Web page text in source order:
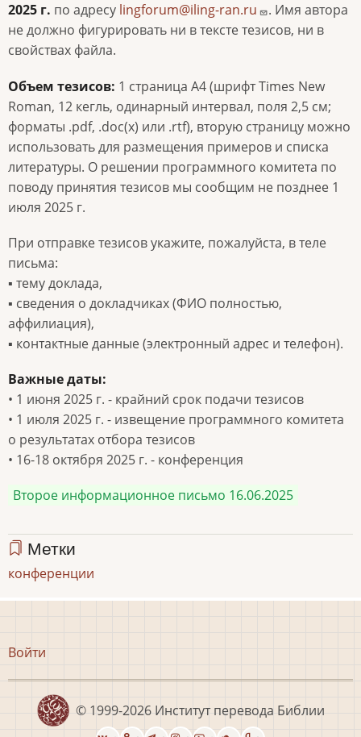
2025 г. по адресу lingforum@iling-ran.ru
. Имя автора
не должно фигурировать ни в тексте тезисов, ни в
свойствах файла.
Объем тезисов: 1 страница А4 (шрифт Times New
Roman, 12 кегль, одинарный интервал, поля 2,5 см;
форматы .pdf, .doc(x) или .rtf), вторую страницу можно
использовать для размещения примеров и списка
литературы. О решении программного комитета по
поводу принятия тезисов мы сообщим не позднее 1
июля 2025 г.
При отправке тезисов укажите, пожалуйста, в теле
письма:
▪ тему доклада,
▪ сведения о докладчиках (ФИО полностью,
аффилиация),
▪ контактные данные (электронный адрес и телефон).
Важные даты:
• 1 июня 2025 г. - крайний срок подачи тезисов
• 1 июля 2025 г. - извещение программного комитета
о результатах отбора тезисов
• 16-18 октября 2025 г. - конференция
Второе информационное письмо 16.06.2025
Метки
конференции
Меню
записи
пользователя
Войти
© 1999-2026 Институт перевода Библии